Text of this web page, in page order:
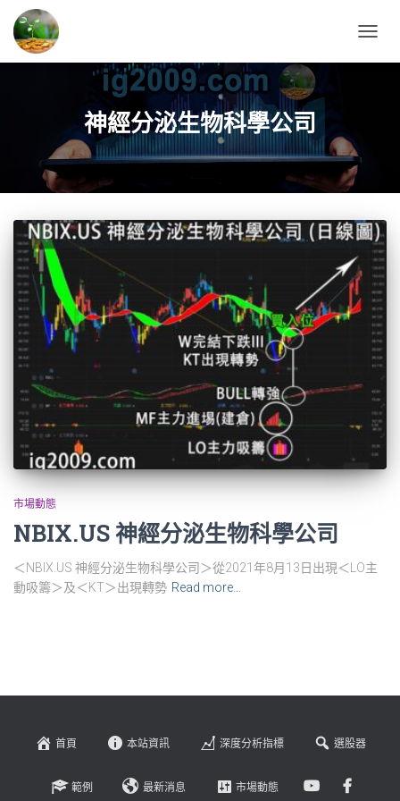
神經分泌生物科學公司
市場動態
NBIX.US 神經分泌生物科學公司
＜NBIX.US 神經分泌生物科學公司＞從2021年8月13日出現＜LO主
動吸籌＞及＜KT＞出現轉勢 Read more…
首頁 本站資訊 深度分析指標 選股器
範例 最新消息 市場動態